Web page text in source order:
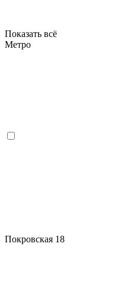
Показать всё
Метро
Покровская 18